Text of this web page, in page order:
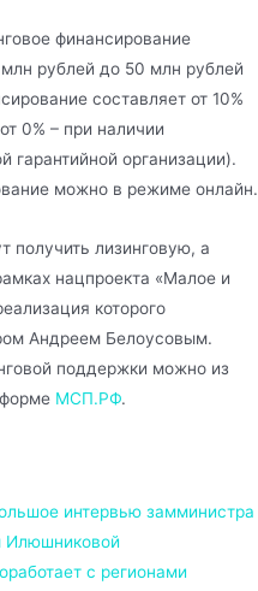
финансирование
рублей до 50 млн рублей
составляет от 10%
0% – при наличии
гарантийной организации).
можно в режиме онлайн.
получить лизинговую, а
нацпроекта «Малое и
которого
Андреем Белоусовым.
поддержки можно из
МСП.РФ.
интервью замминистра
Илюшниковой
с регионами